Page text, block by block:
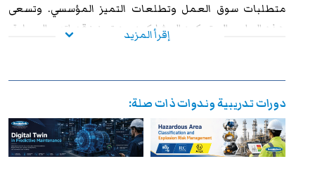
متطلبات سوق العمل وتطلعات التميز المؤسسي. وتسعى
هذه البرامج إلى تمكين المشاركين من تعزيز قدراتهم العملية،
بنجاح، يحصل المشاركون على شهادة معتمدة من
تتمتع بالاعتراف والموثوقية إقليميًا ودوليًا، مما يمنحها قيمة
استراتيجية عالية. وتُشكل هذه الشهادة إضافة نوعية لمسار
إقرأ المزيد
دورات تدريبية وندوات ذات صلة: